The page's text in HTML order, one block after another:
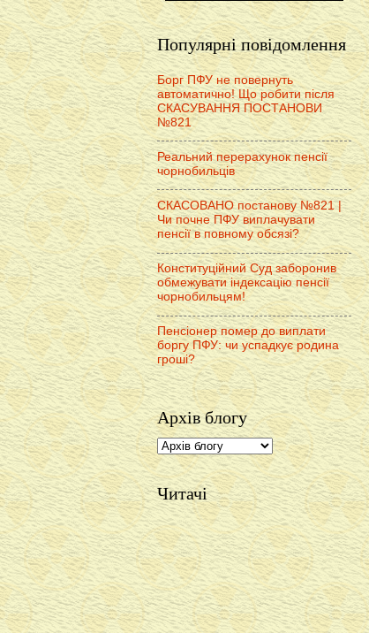
Популярні повідомлення
Борг ПФУ не повернуть
автоматично! Що робити після
СКАСУВАННЯ ПОСТАНОВИ
№821
Реальний перерахунок пенсії
чорнобильців
СКАСОВАНО постанову №821 |
Чи почне ПФУ виплачувати
пенсії в повному обсязі?
Конституційний Суд заборонив
обмежувати індексацію пенсії
чорнобильцям!
Пенсіонер помер до виплати
боргу ПФУ: чи успадкує родина
гроші?
Архів блогу
Читачі